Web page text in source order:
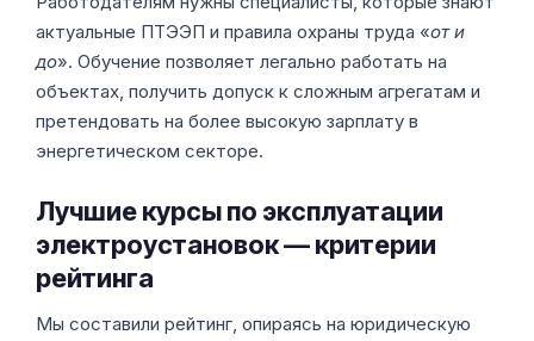
актуальные ПТЭЭП и правила охраны труда «от и
до». Обучение позволяет легально работать на
объектах, получить допуск к сложным агрегатам и
претендовать на более высокую зарплату в
энергетическом секторе.
Лучшие курсы по эксплуатации
электроустановок — критерии
рейтинга
Мы составили рейтинг, опираясь на юридическую